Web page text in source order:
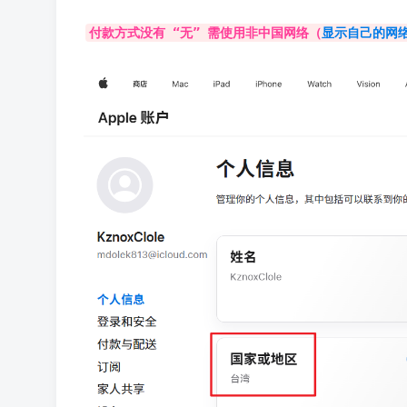
付款方式没有 “无” 需使用非中国网络（显示自己的网